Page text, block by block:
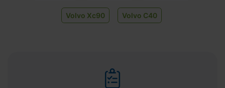
Volvo Xc90 Volvo C40